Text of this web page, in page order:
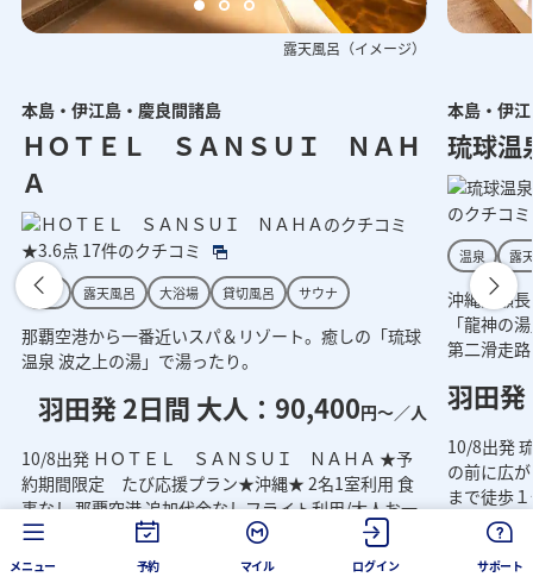
外観（イメージ） 龍神の湯「立
イメージ） 外観（イ
露天風呂（イメージ）
本島・伊江島・慶良間諸島
ＨＯＴＥＬ ＳＡＮＳＵＩ ＮＡＨ
Ａ
★3.6点 17件のクチコミ
温泉 露天風呂 大浴場 貸切風呂 サウナ
那覇空港から一番近いスパ＆リゾート。癒しの「琉球
温泉 波之上の湯」で湯ったり。
羽田発 2日間 大人：90,400円～／人
10/8出発 ＨＯＴＥＬ ＳＡＮＳＵＩ ＮＡＨＡ ★予
約期間限定 たび応援プラン★沖縄★ 2名1室利用 食
事なし 那覇空港 追加代金なしフライト利用/大人お一
人様 (8/9 15時現在)
本島・伊
琉球
のクチコミ
温泉 露
沖縄県瀬
「龍神の
第二滑走
羽田
10/8出発
の前に広
まで徒歩
港 追加
メニュー 予約 マイル ログイン サポート